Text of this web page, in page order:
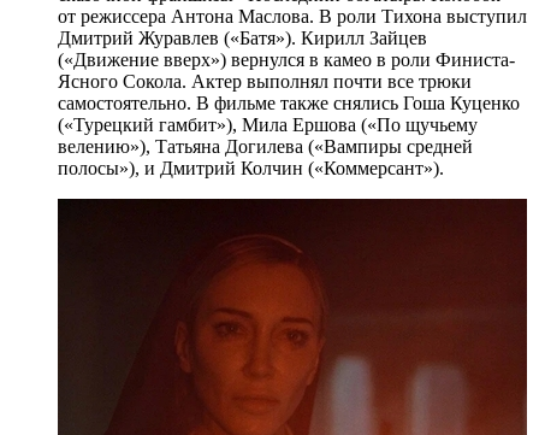
от режиссера Антона Маслова. В роли Тихона выступил
Дмитрий Журавлев («Батя»). Кирилл Зайцев
(«Движение вверх») вернулся в камео в роли Финиста-
Ясного Сокола. Актер выполнял почти все трюки
самостоятельно. В фильме также снялись Гоша Куценко
(«Турецкий гамбит»), Мила Ершова («По щучьему
велению»), Татьяна Догилева («Вампиры средней
полосы»), и Дмитрий Колчин («Коммерсант»).